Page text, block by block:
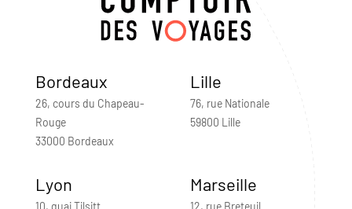
Bordeaux
26, cours du Chapeau-
Rouge
33000 Bordeaux
Lille
76, rue Nationale
59800 Lille
Lyon
10, quai Tilsitt
Marseille
12, rue Breteuil